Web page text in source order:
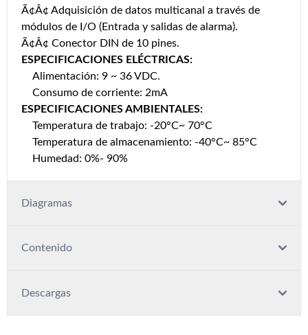
Ã¢Â¢ Adquisición de datos multicanal a través de
módulos de I/O (Entrada y salidas de alarma).
Ã¢Â¢ Conector DIN de 10 pines.
ESPECIFICACIONES ELÉCTRICAS:
Alimentación: 9 ~ 36 VDC.
Consumo de corriente: 2mA
ESPECIFICACIONES AMBIENTALES:
Temperatura de trabajo: -20°C~ 70°C
Temperatura de almacenamiento: -40°C~ 85°C
Humedad: 0%- 90%
Diagramas
Contenido
Descargas